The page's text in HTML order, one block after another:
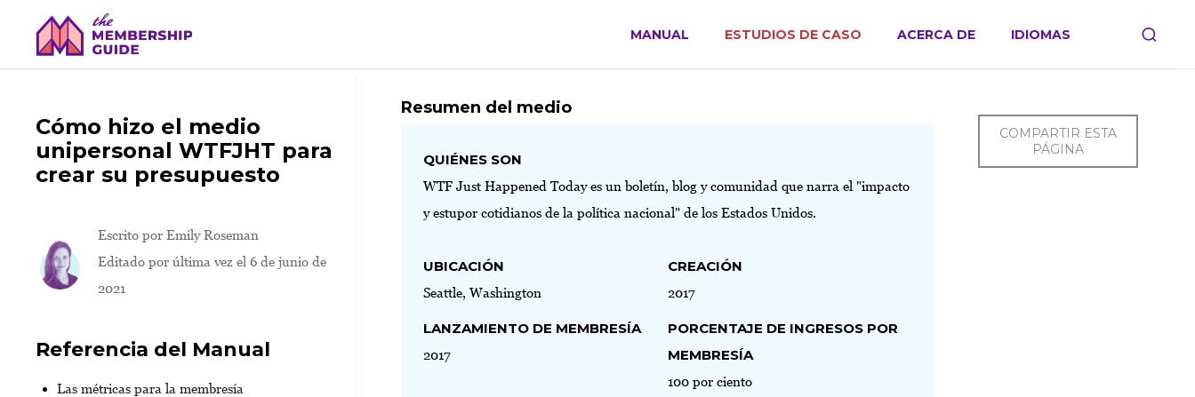
MANUAL ESTUDIOS DE CASO ACERCA DE IDIOMAS
Cómo hizo el medio
unipersonal WTFJHT para
crear su presupuesto
Escrito porEmily Roseman
Editado por última vez el 6 de junio de
2021
Referencia del Manual
Las métricas para la membresía
Resumen del medio
QUIÉNES SON
WTF Just Happened Today es un boletín, blog y comunidad que narra el "impacto
y estupor cotidianos de la política nacional" de los Estados Unidos.
UBICACIÓN
Seattle, Washington
CREACIÓN
2017
LANZAMIENTO DE MEMBRESÍA
2017
PORCENTAJE DE INGRESOS POR
MEMBRESÍA
100 por ciento
COMPARTIR ESTA
PÁGINA